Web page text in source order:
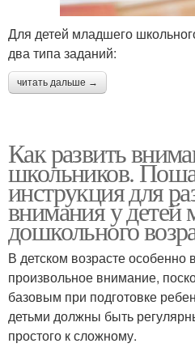
Для детей младшего
два типа заданий:
читать дальше →
Как развить
школьников.
инструкция для
внимания у детей
дошкольного
В детском возрасте особенно
произвольное внимание,
базовым при подготовке
детьми должны быть
простого к сложному.